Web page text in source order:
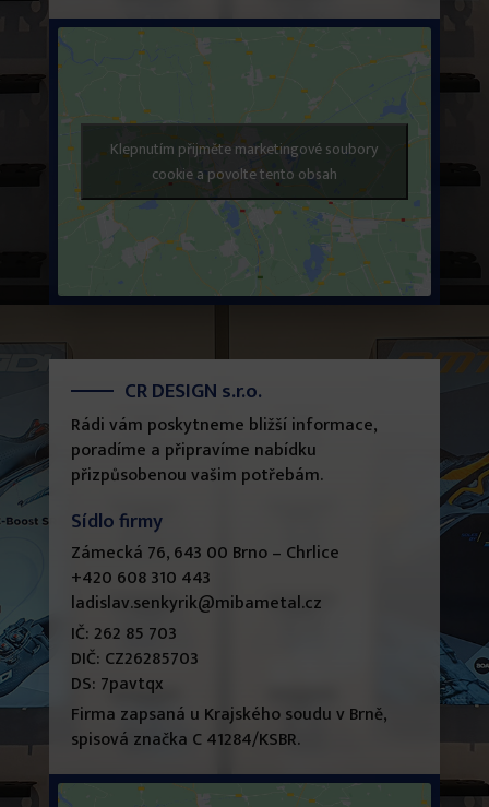
Klepnutím přijměte marketingové soubory
cookie a povolte tento obsah
CR DESIGN s.r.o.
Rádi vám poskytneme bližší informace,
poradíme a připravíme nabídku
přizpůsobenou vašim potřebám.
Sídlo firmy
Zámecká 76, 643 00 Brno – Chrlice
+420 608 310 443
ladislav.senkyrik@mibametal.cz
IČ: 262 85 703
DIČ: CZ26285703
DS: 7pavtqx
Firma zapsaná u Krajského soudu v Brně,
spisová značka C 41284/KSBR.